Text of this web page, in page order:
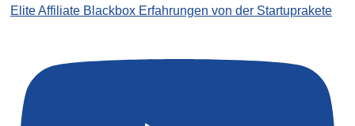
Elite Affiliate Blackbox Erfahrungen von der Startuprakete